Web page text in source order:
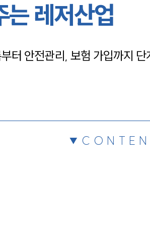
채용정보
는 레저산업
터 안전관리, 보험 가입까지